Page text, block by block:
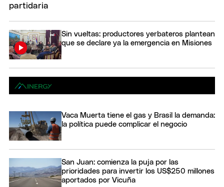
Sin vueltas: productores yerbateros plantean
que se declare ya la emergencia en Misiones
Vaca Muerta tiene el gas y Brasil la demanda:
la política puede complicar el negocio
San Juan: comienza la puja por las
prioridades para invertir los US$250 millones
aportados por Vicuña